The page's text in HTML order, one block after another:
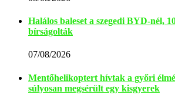
Halálos baleset a szegedi BYD-nél,
bírságolták
07/08/2026
Mentőhelikoptert hívtak a győri
súlyosan megsérült egy kisgyerek